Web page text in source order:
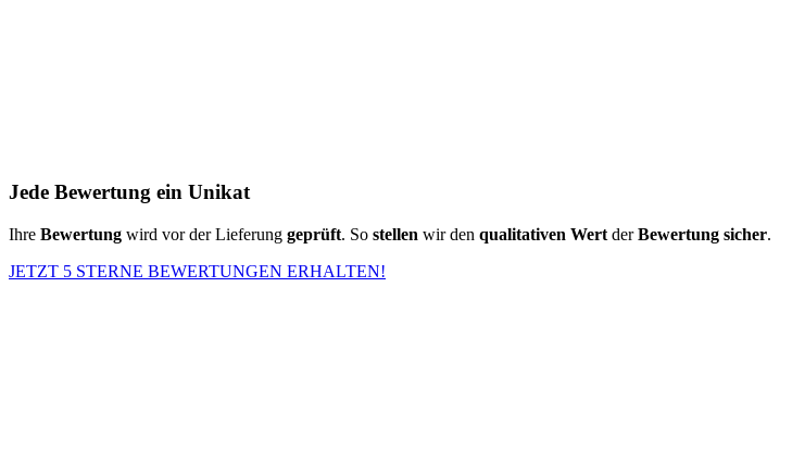
Jede Bewertung ein Unikat
Ihre Bewertung wird vor der Lieferung geprüft. So stellen wir den qualitativen Wert derBewertung sicher.
JETZT 5 STERNE BEWERTUNGEN ERHALTEN!